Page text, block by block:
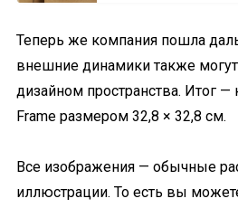
Теперь же компания пошла
внешние динамики также
дизайном пространства. Итог —
Frame размером 32,8 × 32,8 см.
Все изображения — обычные
иллюстрации. То есть вы